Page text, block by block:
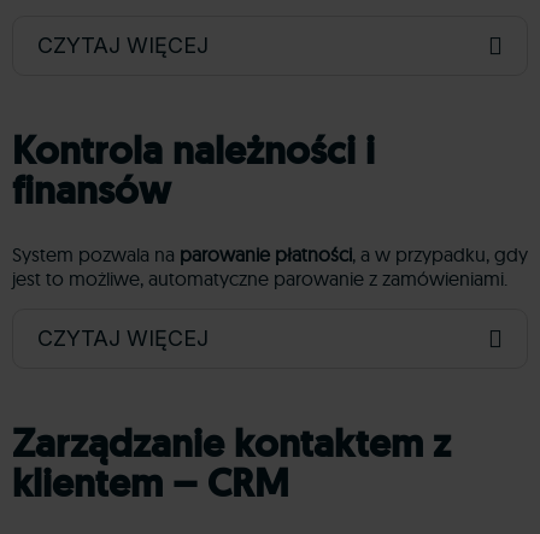
CZYTAJ WIĘCEJ
Kontrola należności i
finansów
System pozwala na parowanie płatności, a w przypadku, gdy
jest to możliwe, automatyczne parowanie z zamówieniami.
CZYTAJ WIĘCEJ
Zarządzanie kontaktem z
klientem – CRM